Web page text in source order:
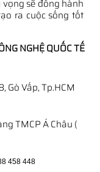
vọng sẽ đồng hành
ra cuộc sống tốt
NGHỆ QUỐC TẾ
Gò Vấp, Tp.HCM
TMCP Á Châu (
458 448